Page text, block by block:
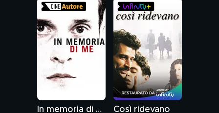
In memoria di me Così ridevano